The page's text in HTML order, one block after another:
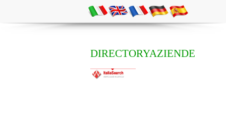
DIRECTORYAZIENDE